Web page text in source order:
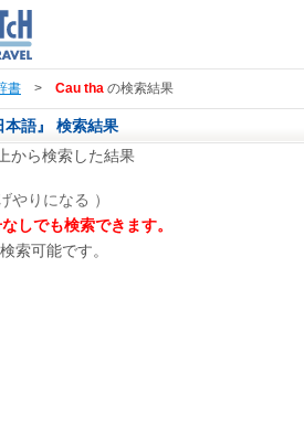
書 > Cau tha の検索結果
本語』 検索結果
から検索した結果
やりになる ）
しでも検索できます。
索可能です。